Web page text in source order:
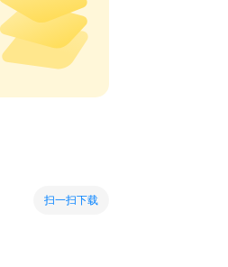
扫一扫下载